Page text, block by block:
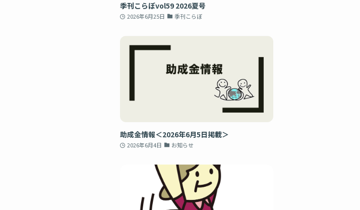
季刊こらぼvol59 2026夏号
2026年6月25日 季刊こらぼ
助成金情報＜2026年6月5日掲載＞
2026年6月4日 お知らせ